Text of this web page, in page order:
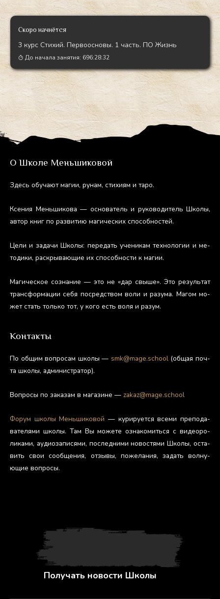
Скоро начнётся
3 курс Стихий. Первоосновы. 1 часть. ПО Жизнь
До начала занятия: 696:28:31
О Школе Меньшиковой
Здесь обу­ча­ют ма­гии, ру­нам, сти­хи­ям и та­ро.
Ксе­ния Мень­ши­кова — ос­но­ватель и ру­ково­дитель Шко­лы,
ав­тор книг по раз­ви­тию ма­гичес­ких спо­соб­ностей.
Це­ли и за­дачи Шко­лы: пе­редать уче­никам тех­но­логии и ме­
тоди­ки, рас­кры­ва­ющие их спо­соб­ности к ма­гии.
Ма­гичес­кое соз­на­ние — это не «дар свы­ше». Это ре­зуль­тат
тран­сфор­ма­ции се­бя пос­редс­твом во­ли и ра­зума. Ма­гом мо­
жет стать толь­ко тот, у ко­го есть во­ля и ра­зум.
Контакты
По об­щим воп­ро­сам шко­лы — smk@mage.school(об­щая поч­
та шко­лы, ад­ми­нис­тра­тор).
Воп­ро­сы по за­казам в ма­гази­не — zakaz@mage.school
Фо­рум шко­лы Мень­ши­ковой — ку­риру­ет­ся все­ми пре­пода­
вате­лями шко­лы. Там Вы мо­жете оз­на­комить­ся с ви­де­оро­
лика­ми, а­уди­оза­пися­ми, пос­ледни­ми но­вос­тя­ми Шко­лы, ос­та­
вить свои со­об­ще­ния, от­зы­вы, по­жела­ния, за­дать вол­ну­
ющие воп­ро­сы.
Получать новости Школы